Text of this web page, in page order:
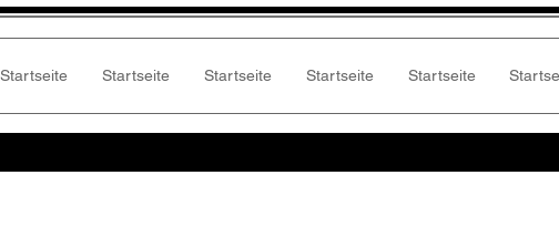
Startseite Startseite Startseite Startseite Startseite